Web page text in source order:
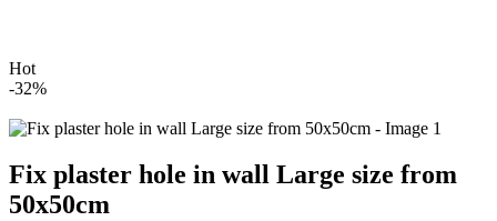
Hot
-32%
Fix plaster hole in wall Large size from
50x50cm